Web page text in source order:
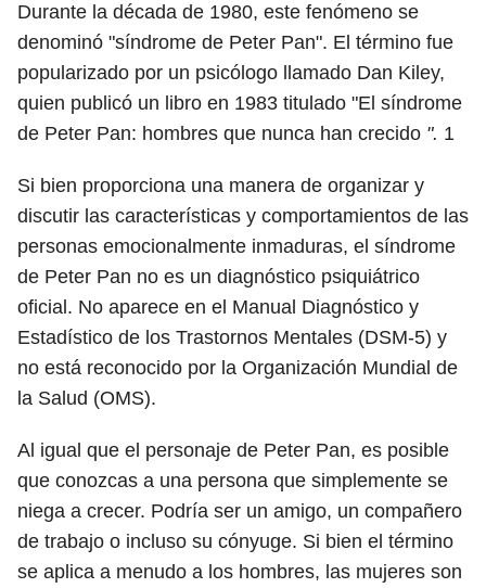
Durante la década de 1980, este fenómeno se
denominó "síndrome de Peter Pan". El término fue
popularizado por un psicólogo llamado Dan Kiley,
quien publicó un libro en 1983 titulado "El síndrome
de Peter Pan: hombres que nunca han crecido ". 1
Si bien proporciona una manera de organizar y
discutir las características y comportamientos de las
personas emocionalmente inmaduras, el síndrome
de Peter Pan no es un diagnóstico psiquiátrico
oficial. No aparece en el Manual Diagnóstico y
Estadístico de los Trastornos Mentales (DSM-5) y
no está reconocido por la Organización Mundial de
la Salud (OMS).
Al igual que el personaje de Peter Pan, es posible
que conozcas a una persona que simplemente se
niega a crecer. Podría ser un amigo, un compañero
de trabajo o incluso su cónyuge. Si bien el término
se aplica a menudo a los hombres, las mujeres son